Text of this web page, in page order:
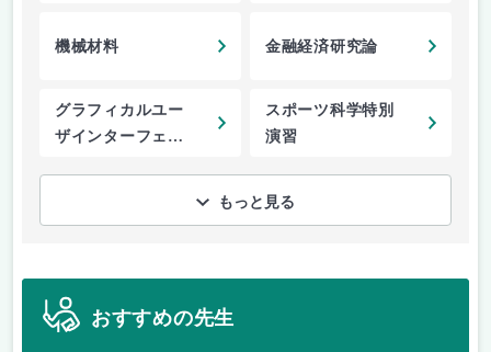
機械材料 金融経済研究論
グラフィカルユー
ザインターフェー
スポーツ科学特別
演習
もっと見る
おすすめの先生